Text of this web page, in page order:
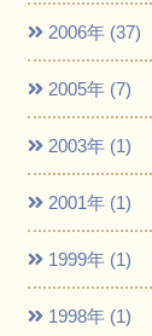
2006年 (37)
2005年 (7)
2003年 (1)
2001年 (1)
1999年 (1)
1998年 (1)